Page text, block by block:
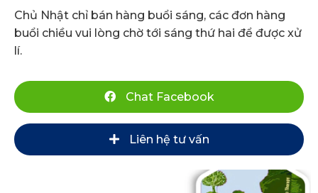
Chủ Nhật chỉ bán hàng buổi sáng, các đơn hàng
buổi chiều vui lòng chờ tới sáng thứ hai để được xử
lí.
Chat Facebook
Liên hệ tư vấn